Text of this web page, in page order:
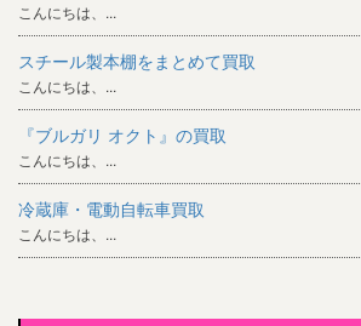
こんにちは、...
スチール製本棚をまとめて買取
こんにちは、...
『ブルガリ オクト』の買取
こんにちは、...
冷蔵庫・電動自転車買取
こんにちは、...